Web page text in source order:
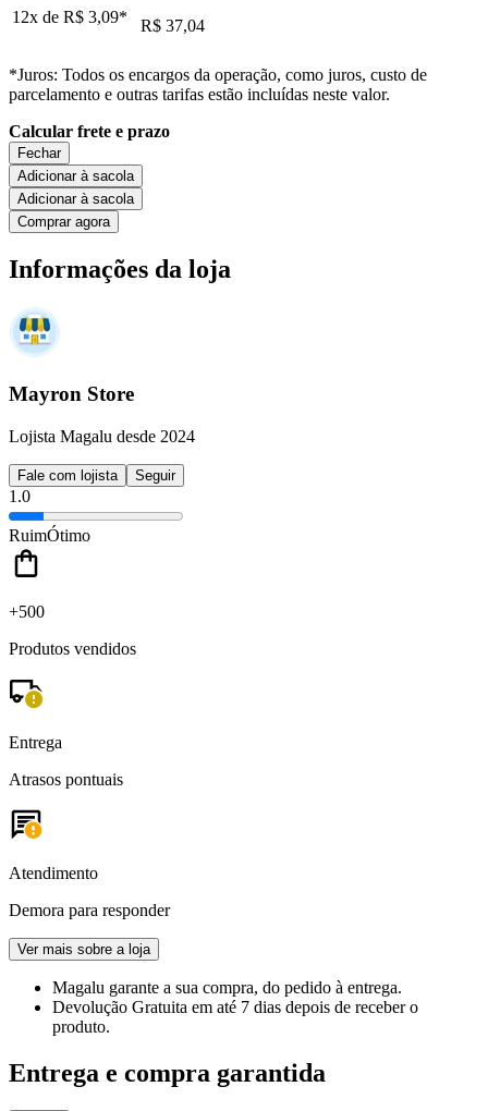
12x de R$ 3,09* R$ 37,04
*Juros: Todos os encargos da operação, como juros, custo de
parcelamento e outras tarifas estão incluídas neste valor.
Calcular frete e prazo
Fechar
Adicionar à sacola
Adicionar à sacola
Comprar agora
Informações da loja
Mayron Store
Lojista Magalu desde 2024
Fale com lojista Seguir
1.0
RuimÓtimo
+500
Produtos vendidos
Entrega
Atrasos pontuais
Atendimento
Demora para responder
Ver mais sobre a loja
Magalu garante a sua compra, do pedido à entrega.
Devolução Gratuita em até 7 dias depois de receber o
produto.
Entrega e compra garantida